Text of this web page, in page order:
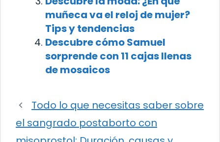
muñeca va el reloj de mujer?
Tips y tendencias
Descubre cómo Samuel
sorprende con 11 cajas llenas
de mosaicos
Todo lo que necesitas saber sobre
el sangrado postaborto con